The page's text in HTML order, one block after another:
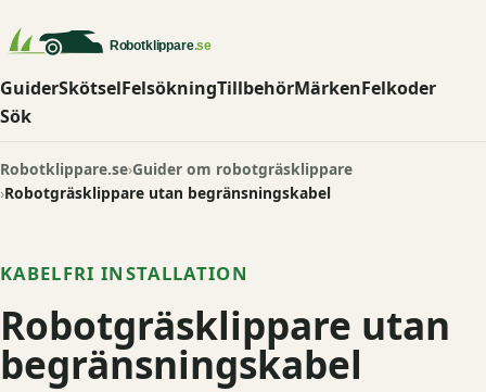
GuiderSkötselFelsökningTillbehörMärkenFelkoder
Sök
Robotklippare.se Guider om robotgräsklippare
Robotgräsklippare utan begränsningskabel
KABELFRI INSTALLATION
Robotgräsklippare utan
begränsningskabel